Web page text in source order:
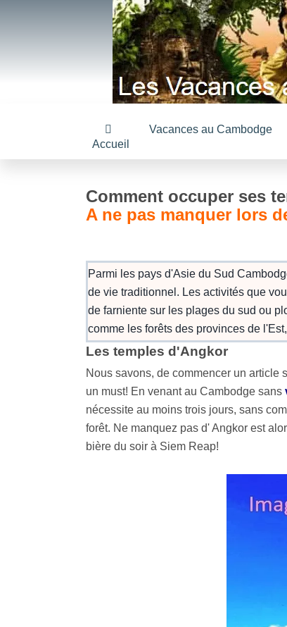
Accueil
Vacances au Cambodge
Comment occuper ses
A ne pas manquer lors
Parmi les pays d'Asie du Sud
de vie traditionnel. Les activités que
de farniente sur les plages du sud ou
comme les forêts des provinces de
Les temples d'Angkor
Nous savons, de commencer un
un must! En venant au Cambodge sans
nécessite au moins trois jours, sans
forêt. Ne manquez pas d' Angkor est
bière du soir à Siem Reap!